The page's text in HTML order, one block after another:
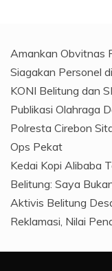
Amankan Obvitnas
Siagakan Personel
KONI Belitung dan
Publikasi Olahraga
Polresta Cirebon
Ops Pekat
Kedai Kopi Alibaba
Belitung: Saya
Aktivis Belitung
Reklamasi, Nilai